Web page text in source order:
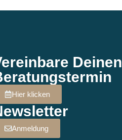
Deinen
Hier klicken
Anmeldung